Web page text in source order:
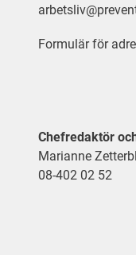
Formulär för
Chefredaktör
Marianne
08-402 02 52